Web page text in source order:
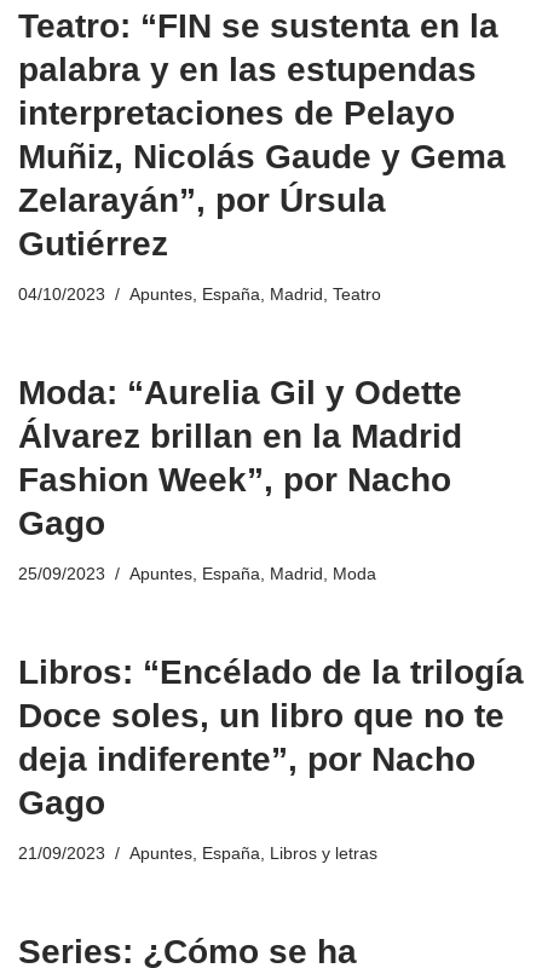
Teatro: “FIN se sustenta en la
palabra y en las estupendas
interpretaciones de Pelayo
Muñiz, Nicolás Gaude y Gema
Zelarayán”, por Úrsula
Gutiérrez
04/10/2023 Apuntes, España, Madrid, Teatro
Moda: “Aurelia Gil y Odette
Álvarez brillan en la Madrid
Fashion Week”, por Nacho
Gago
25/09/2023 Apuntes, España, Madrid, Moda
Libros: “Encélado de la trilogía
Doce soles, un libro que no te
deja indiferente”, por Nacho
Gago
21/09/2023 Apuntes, España, Libros y letras
Series: ¿Cómo se ha